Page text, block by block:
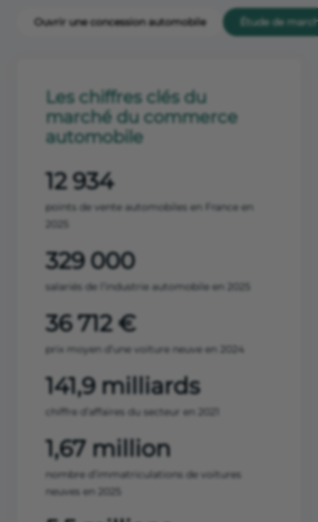
Ouvrir une concession automobile Étude de
Les chiffres clés du
marché du commerce
automobile
12 934
points de vente automobiles en France en
329 000
salariés de l’industrie automobile en 2025
36 712 €
prix moyen d’une voiture neuve en 2024
141,9 milliards
chiffre d’affaires du secteur en 2021
1,67 million
nombre d’immatriculations de voitures
neuves en 2025